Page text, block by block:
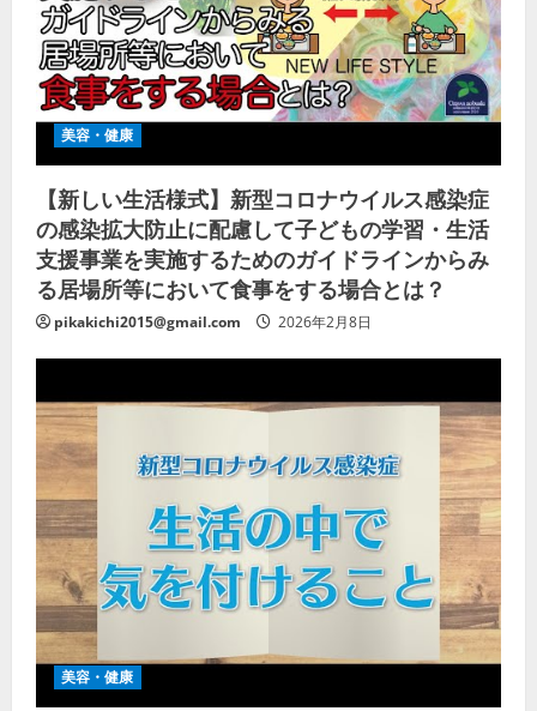
美容・健康
【新しい生活様式】新型コロナウイルス感染症
の感染拡大防止に配慮して子どもの学習・生活
支援事業を実施するためのガイドラインからみ
る居場所等において食事をする場合とは？
pikakichi2015@gmail.com 2026年2月8日
美容・健康